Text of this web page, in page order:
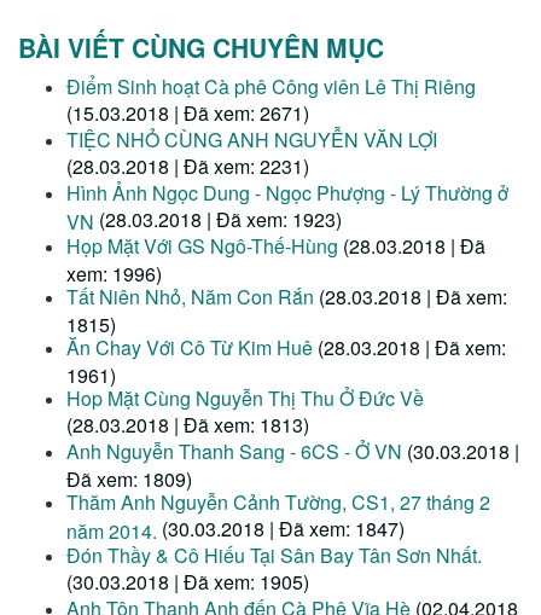
BÀI VIẾT CÙNG CHUYÊN MỤC
Điểm Sinh hoạt Cà phê Công viên Lê Thị Riêng
(15.03.2018 | Đã xem: 2671)
TIỆC NHỎ CÙNG ANH NGUYỄN VĂN LỢI
(28.03.2018 | Đã xem: 2231)
Hình Ảnh Ngọc Dung - Ngọc Phượng - Lý Thường ở
VN (28.03.2018 | Đã xem: 1923)
Họp Mặt Với GS Ngô-Thế-Hùng (28.03.2018 | Đã
xem: 1996)
Tất Niên Nhỏ, Năm Con Rắn (28.03.2018 | Đã xem:
1815)
Ăn Chay Với Cô Từ Kim Huê (28.03.2018 | Đã xem:
1961)
Hop Mặt Cùng Nguyễn Thị Thu Ở Đức Về
(28.03.2018 | Đã xem: 1813)
Anh Nguyễn Thanh Sang - 6CS - Ở VN (30.03.2018 |
Đã xem: 1809)
Thăm Anh Nguyễn Cảnh Tường, CS1, 27 tháng 2
năm 2014. (30.03.2018 | Đã xem: 1847)
Đón Thầy & Cô Hiếu Tại Sân Bay Tân Sơn Nhất.
(30.03.2018 | Đã xem: 1905)
Anh Tôn Thạnh Anh đến Cà Phê Vĩa Hè (02.04.2018